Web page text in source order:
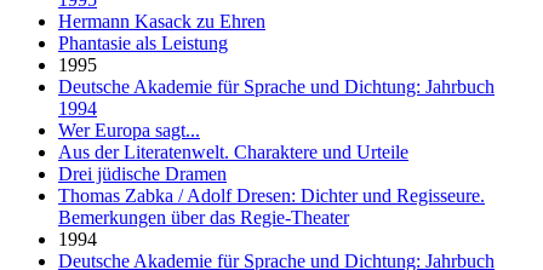
Hermann Kasack zu Ehren
Phantasie als Leistung
1995
Deutsche Akademie für Sprache und Dichtung: Jahrbuch
1994
Wer Europa sagt...
Aus der Literatenwelt. Charaktere und Urteile
Drei jüdische Dramen
Thomas Zabka / Adolf Dresen: Dichter und Regisseure.
Bemerkungen über das Regie-Theater
1994
Deutsche Akademie für Sprache und Dichtung: Jahrbuch